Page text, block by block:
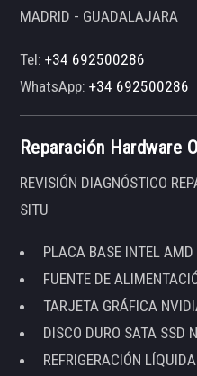
MADRID - GUADALAJARA
Tel:+34 692500286
WhatsApp:+34 692500286
Reparación Hardware
REVISIÓN DIAGNÓSTICO
SITU
PLACA BASE INTEL AMD
FUENTE DE
TARJETA GRÁFICA
DISCO DURO SATA SSD
REFRIGERACIÓN